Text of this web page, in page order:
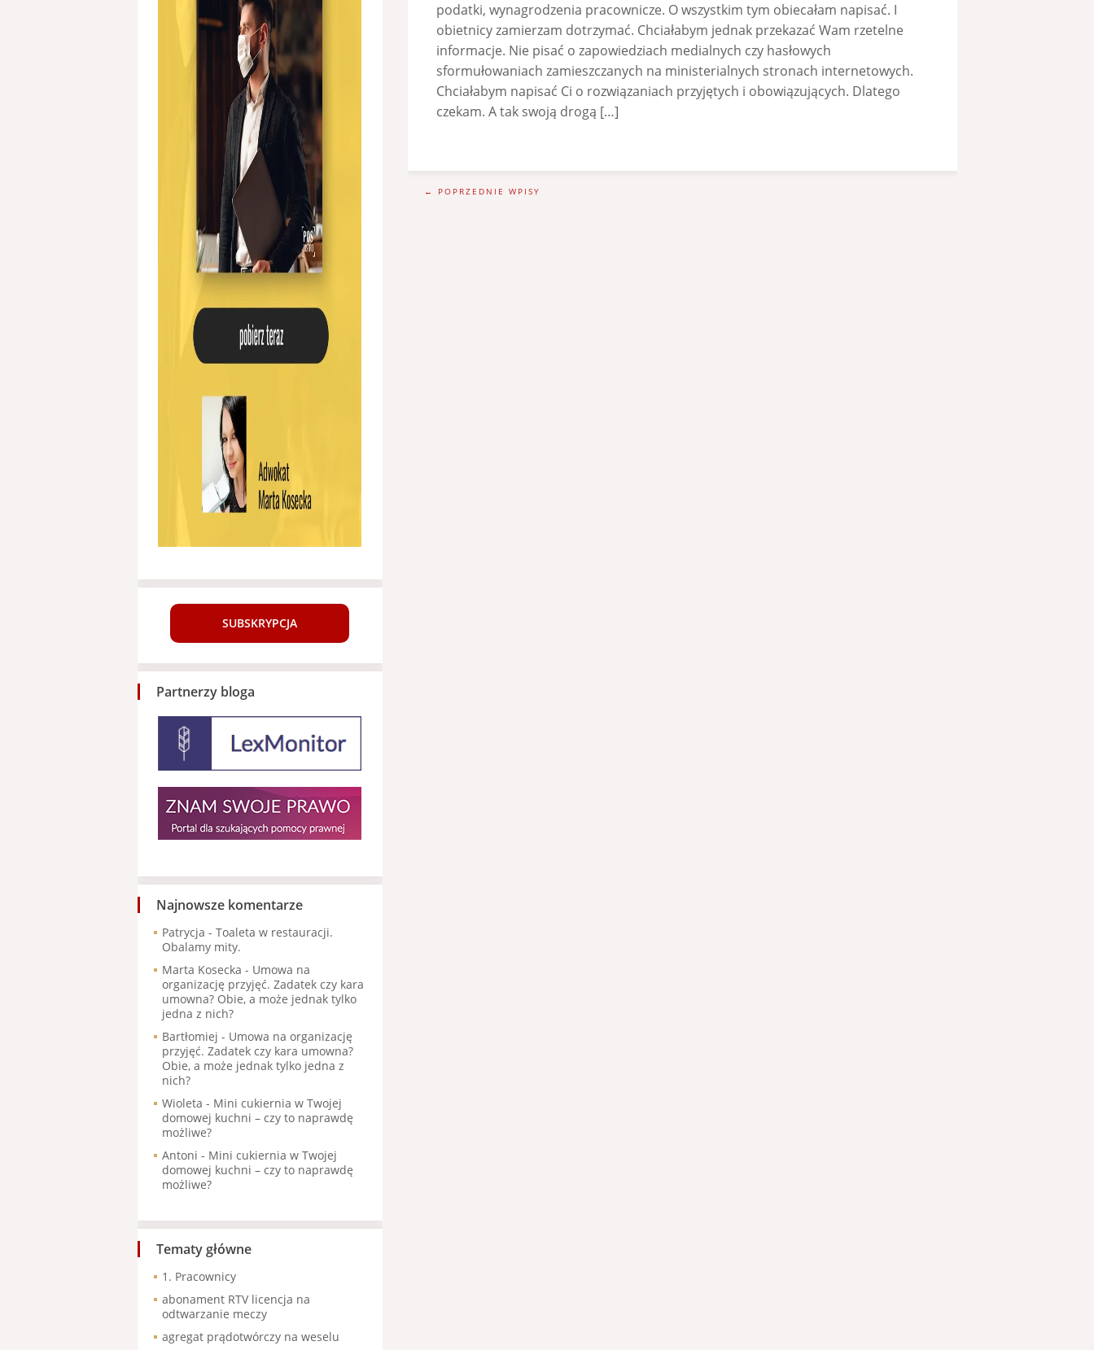
podatki, wynagrodzenia pracownicze. O wszystkim tym obiecałam napisać. I
obietnicy zamierzam dotrzymać. Chciałabym jednak przekazać Wam rzetelne
informacje. Nie pisać o zapowiedziach medialnych czy hasłowych
sformułowaniach zamieszczanych na ministerialnych stronach internetowych.
Chciałabym napisać Ci o rozwiązaniach przyjętych i obowiązujących. Dlatego
czekam. A tak swoją drogą […]
← POPRZEDNIE WPISY
SUBSKRYPCJA
Partnerzy bloga
Najnowsze komentarze
Patrycja - Toaleta w restauracji.
Obalamy mity.
Marta Kosecka - Umowa na
organizację przyjęć. Zadatek czy kara
umowna? Obie, a może jednak tylko
jedna z nich?
Bartłomiej - Umowa na organizację
przyjęć. Zadatek czy kara umowna?
Obie, a może jednak tylko jedna z
nich?
Wioleta - Mini cukiernia w Twojej
domowej kuchni – czy to naprawdę
możliwe?
Antoni - Mini cukiernia w Twojej
domowej kuchni – czy to naprawdę
możliwe?
Tematy główne
1. Pracownicy
abonament RTV licencja na
odtwarzanie meczy
agregat prądotwórczy na weselu